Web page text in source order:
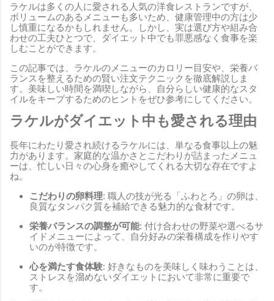
ラケルは多くの人に愛される人気の洋食レストランですが、
ボリュームのあるメニューも多いため、健康管理中の方は少
し慎重になるかもしれません。しかし、実は選び方や組み合
わせの工夫ひとつで、ダイエット中でも罪悪感なく食事を楽
しむことができます。
この記事では、ラケルのメニューのカロリー目安や、栄養バ
ランスを整えるための賢い注文テクニックを徹底解説しま
す。美味しい時間を満喫しながら、自分らしい健康的なスタ
イルをキープするためのヒントをぜひ参考にしてください。
ラケルがダイエット中も愛される理由
長年にわたり愛され続けるラケルには、単なる食事以上の魅
力があります。家庭的な温かさとこだわりが詰まったメニュ
ーは、忙しい日々の心身を癒やしてくれる大切な存在ですよ
ね。
こだわりの卵料理: 職人の技が光る「ふわとろ」の卵は、
良質なタンパク質を補給できる魅力的な食材です。
栄養バランスの調整が可能: 付け合わせの野菜や選べるサ
イドメニューによって、自分好みの栄養構成を作りやす
いのが特徴です。
心を満たす食体験: 好きなものを美味しく味わうことは、
ストレスを溜めないダイエットにおいて非常に重要で
す。